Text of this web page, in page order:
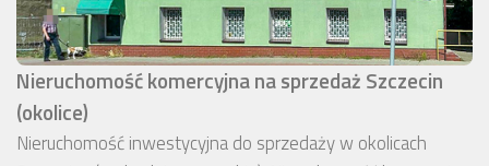
Nieruchomość komercyjna na sprzedaż Szczecin
(okolice)
Nieruchomość inwestycyjna do sprzedaży w okolicach